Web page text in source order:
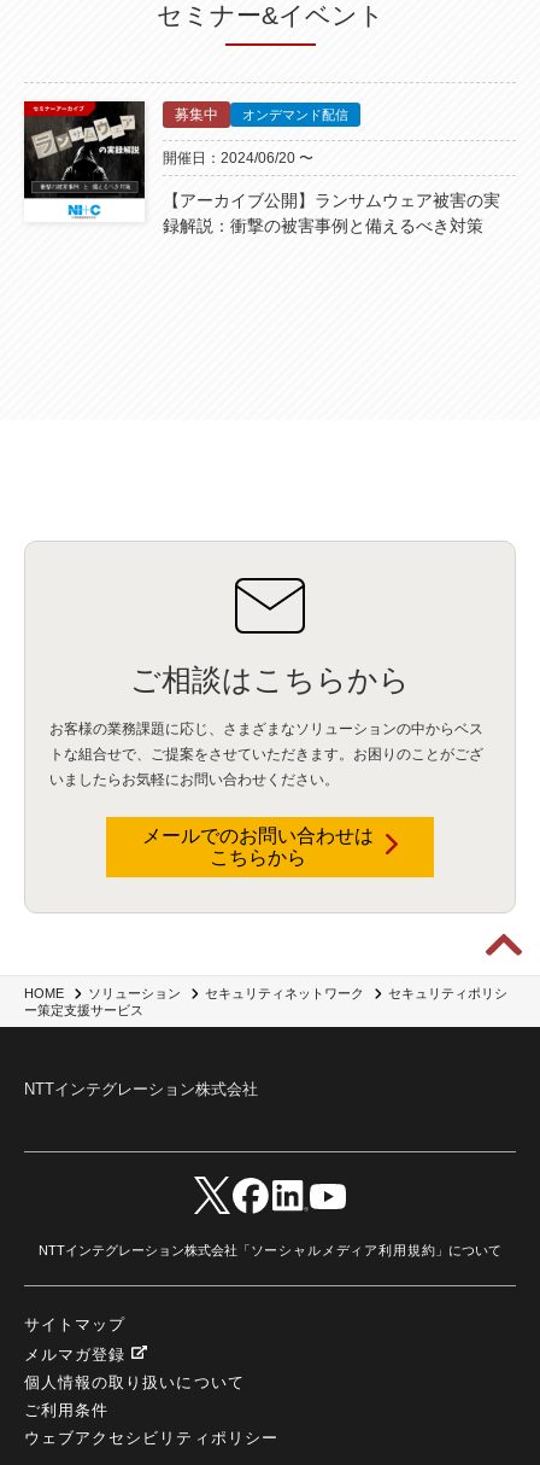
HOME ソリューション セキュリティネットワーク
セキュリティポリシ
ー策定支援サービス
セミナー&イベント
募集中 オンデマンド配信
開催日：2024/06/20 〜
【アーカイブ公開】ランサムウェア被害の実
録解説：衝撃の被害事例と備えるべき対策
ご相談はこちらから
お客様の業務課題に応じ、さまざまなソリューションの中からベス
トな組合せで、 ご提案をさせていただきます。お困りのことがござ
いましたらお気軽にお問い合わせください。
メールでのお問い合わせは
こちらから
NTTインテグレーション株式会社
NTTインテグレーション株式会社「ソーシャルメディア利用規約 」について
サイトマップ
メルマガ登録
個人情報の取り扱いについて
ご利用条件
ウェブアクセシビリティポリシー